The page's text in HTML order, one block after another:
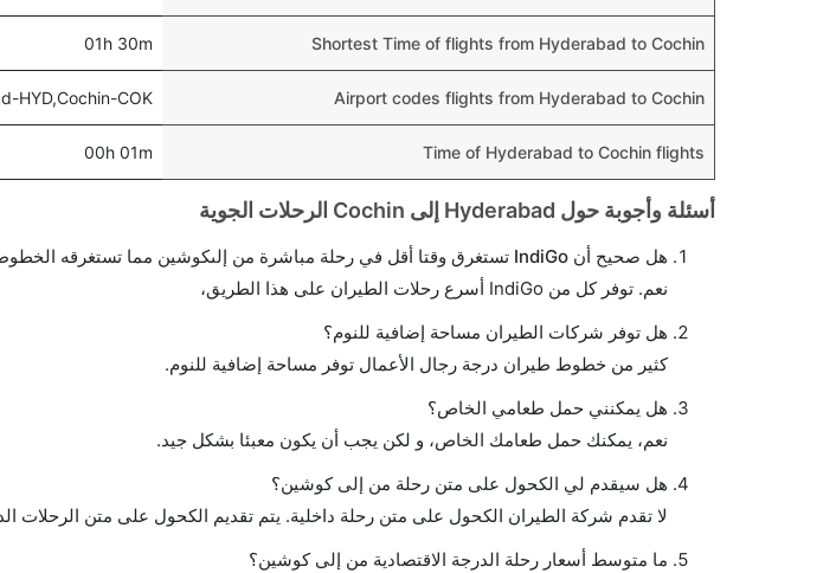
Shortest Time of flights from Hyderabad to Cochin
01h 30m
Airport codes flights from Hyderabad to Cochin
HYD,Cochin-COK
Time of Hyderabad to Cochin flights
00h 01m
أسئلة وأجوبة حول Hyderabad إلى Cochin الرحلات الجوية
هل صحيح أن IndiGo تستغرق وقتا أقل في رحلة مباشرة من إلىكوشين مما تستغرقه الخطوط الجوية الأخرى؟
نعم. توفر كل من IndiGo أسرع رحلات الطيران على هذا الطريق،
هل توفر شركات الطيران مساحة إضافية للنوم؟
كثير من خطوط طيران درجة رجال الأعمال توفر مساحة إضافية للنوم.
هل يمكنني حمل طعامي الخاص؟
نعم، يمكنك حمل طعامك الخاص، و لكن يجب أن يكون معبئا بشكل جيد.
هل سيقدم لي الكحول على متن رحلة من إلى كوشين؟
لا تقدم شركة الطيران الكحول على متن رحلة داخلية. يتم تقديم الكحول على متن الرحلات
ما متوسط أسعار رحلة الدرجة الاقتصادية من إلى كوشين؟